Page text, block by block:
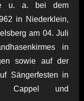
u. a. bei dem
in Niederklein,
am 04. Juli
in
sowie auf der
Sängerfesten in
Cappel und